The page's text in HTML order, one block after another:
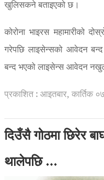
खुलिसकने बताइएको छ।
कोरोना भाइरस महामारीको
गरेपछि लाइसेन्सको आवेदन
बन्द भएको लाइसेन्स आवेदन
प्रकाशित : आइतबार, कार्तिक
दिउँसै गोठमा छिरेर
थालेपछि …